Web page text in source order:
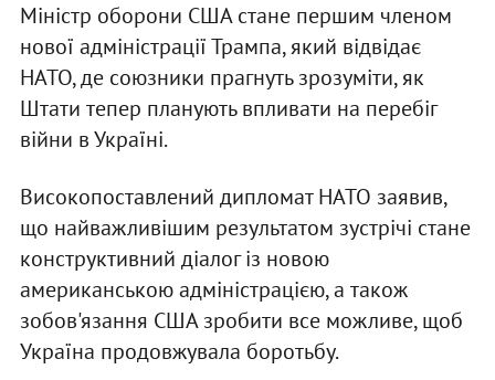
Міністр оборони США стане першим членом
нової адміністрації Трампа, який відвідає
НАТО, де союзники прагнуть зрозуміти, як
Штати тепер планують впливати на перебіг
війни в Україні.
Високопоставлений дипломат НАТО заявив,
що найважливішим результатом зустрічі стане
конструктивний діалог із новою
американською адміністрацією, а також
зобов'язання США зробити все можливе, щоб
Україна продовжувала боротьбу.